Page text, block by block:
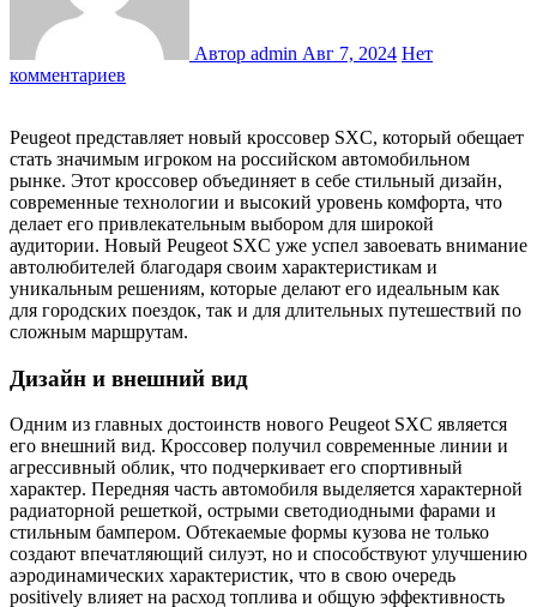
Автор admin Авг 7, 2024 Нет
комментариев
Peugeot представляет новый кроссовер SXC, который обещает
стать значимым игроком на российском автомобильном
рынке. Этот кроссовер объединяет в себе стильный дизайн,
современные технологии и высокий уровень комфорта, что
делает его привлекательным выбором для широкой
аудитории. Новый Peugeot SXC уже успел завоевать внимание
автолюбителей благодаря своим характеристикам и
уникальным решениям, которые делают его идеальным как
для городских поездок, так и для длительных путешествий по
сложным маршрутам.
Дизайн и внешний вид
Одним из главных достоинств нового Peugeot SXC является
его внешний вид. Кроссовер получил современные линии и
агрессивный облик, что подчеркивает его спортивный
характер. Передняя часть автомобиля выделяется характерной
радиаторной решеткой, острыми светодиодными фарами и
стильным бампером. Обтекаемые формы кузова не только
создают впечатляющий силуэт, но и способствуют улучшению
аэродинамических характеристик, что в свою очередь
positively влияет на расход топлива и общую эффективность